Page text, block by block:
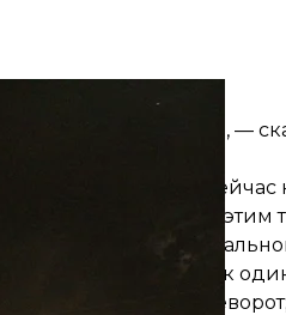
путем крови», —
которое они
начали голодовку с этим
удивление
большинства все как